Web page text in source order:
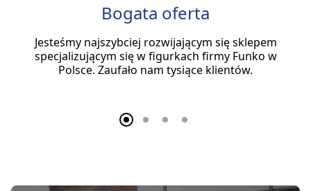
Bogata oferta
Jesteśmy najszybciej rozwijającym się sklepem
specjalizującym się w figurkach firmy Funko w
Polsce. Zaufało nam tysiące klientów.